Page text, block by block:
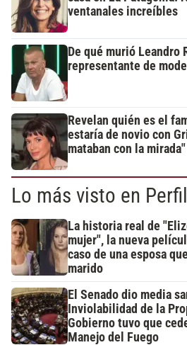
ventanales increíbles
De qué murió Leandro
representante de
Revelan quién es el
estaría de novio con
mataban con la mirada"
Lo más visto en Perfil
La historia real de
mujer", la nueva
caso de una esposa
marido
El Senado dio media
Inviolabilidad de la
Gobierno tuvo que
Manejo del Fuego